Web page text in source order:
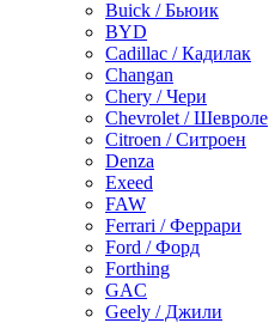
Buick / Бьюик
BYD
Cadillac / Кадилак
Changan
Chery / Чери
Chevrolet / Шевроле
Citroen / Ситроен
Denza
Exeed
FAW
Ferrari / Феррари
Ford / Форд
Forthing
GAC
Geely / Джили